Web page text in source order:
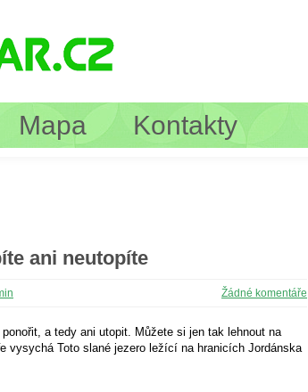
Mapa Kontakty
ani neutopíte
Žádné komentáře
a tedy ani utopit. Můžete si jen tak lehnout na
Toto slané jezero ležící na hranicích Jordánska